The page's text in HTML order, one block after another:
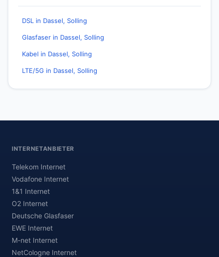
DSL in Dassel, Solling
Glasfaser in Dassel, Solling
Kabel in Dassel, Solling
LTE/5G in Dassel, Solling
INTERNETANBIETER
Telekom Internet
Vodafone Internet
1&1 Internet
O2 Internet
Deutsche Glasfaser
EWE Internet
M-net Internet
NetCologne Internet